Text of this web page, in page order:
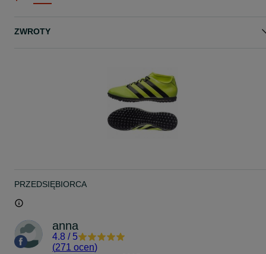
ZWROTY
PRZEDSIĘBIORCA
anna
4.8 / 5
(271 ocen)